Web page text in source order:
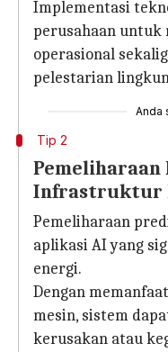
Implementasi
perusahaan untuk
operasional
pelestarian
Anda
Tip 2
Infrastruktur
Pemeliharaan
aplikasi AI yang
energi.
Dengan
mesin, sistem
kerusakan atau